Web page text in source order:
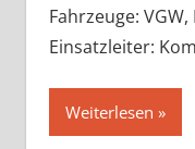
Fahrzeuge: VGW,
Einsatzleiter:
Weiterlesen